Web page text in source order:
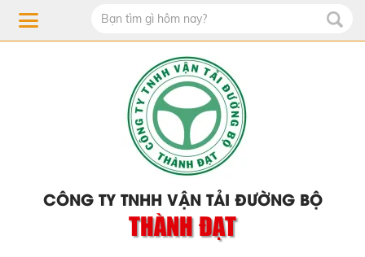
CÔNG TY TNHH VẬN TẢI ĐƯỜNG BỘ
THÀNH ĐẠT